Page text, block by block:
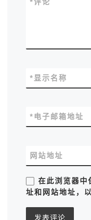
评论
*
显示名称
*
电子邮箱地址
*
网站地址
在此浏览器中
址和网站地址，